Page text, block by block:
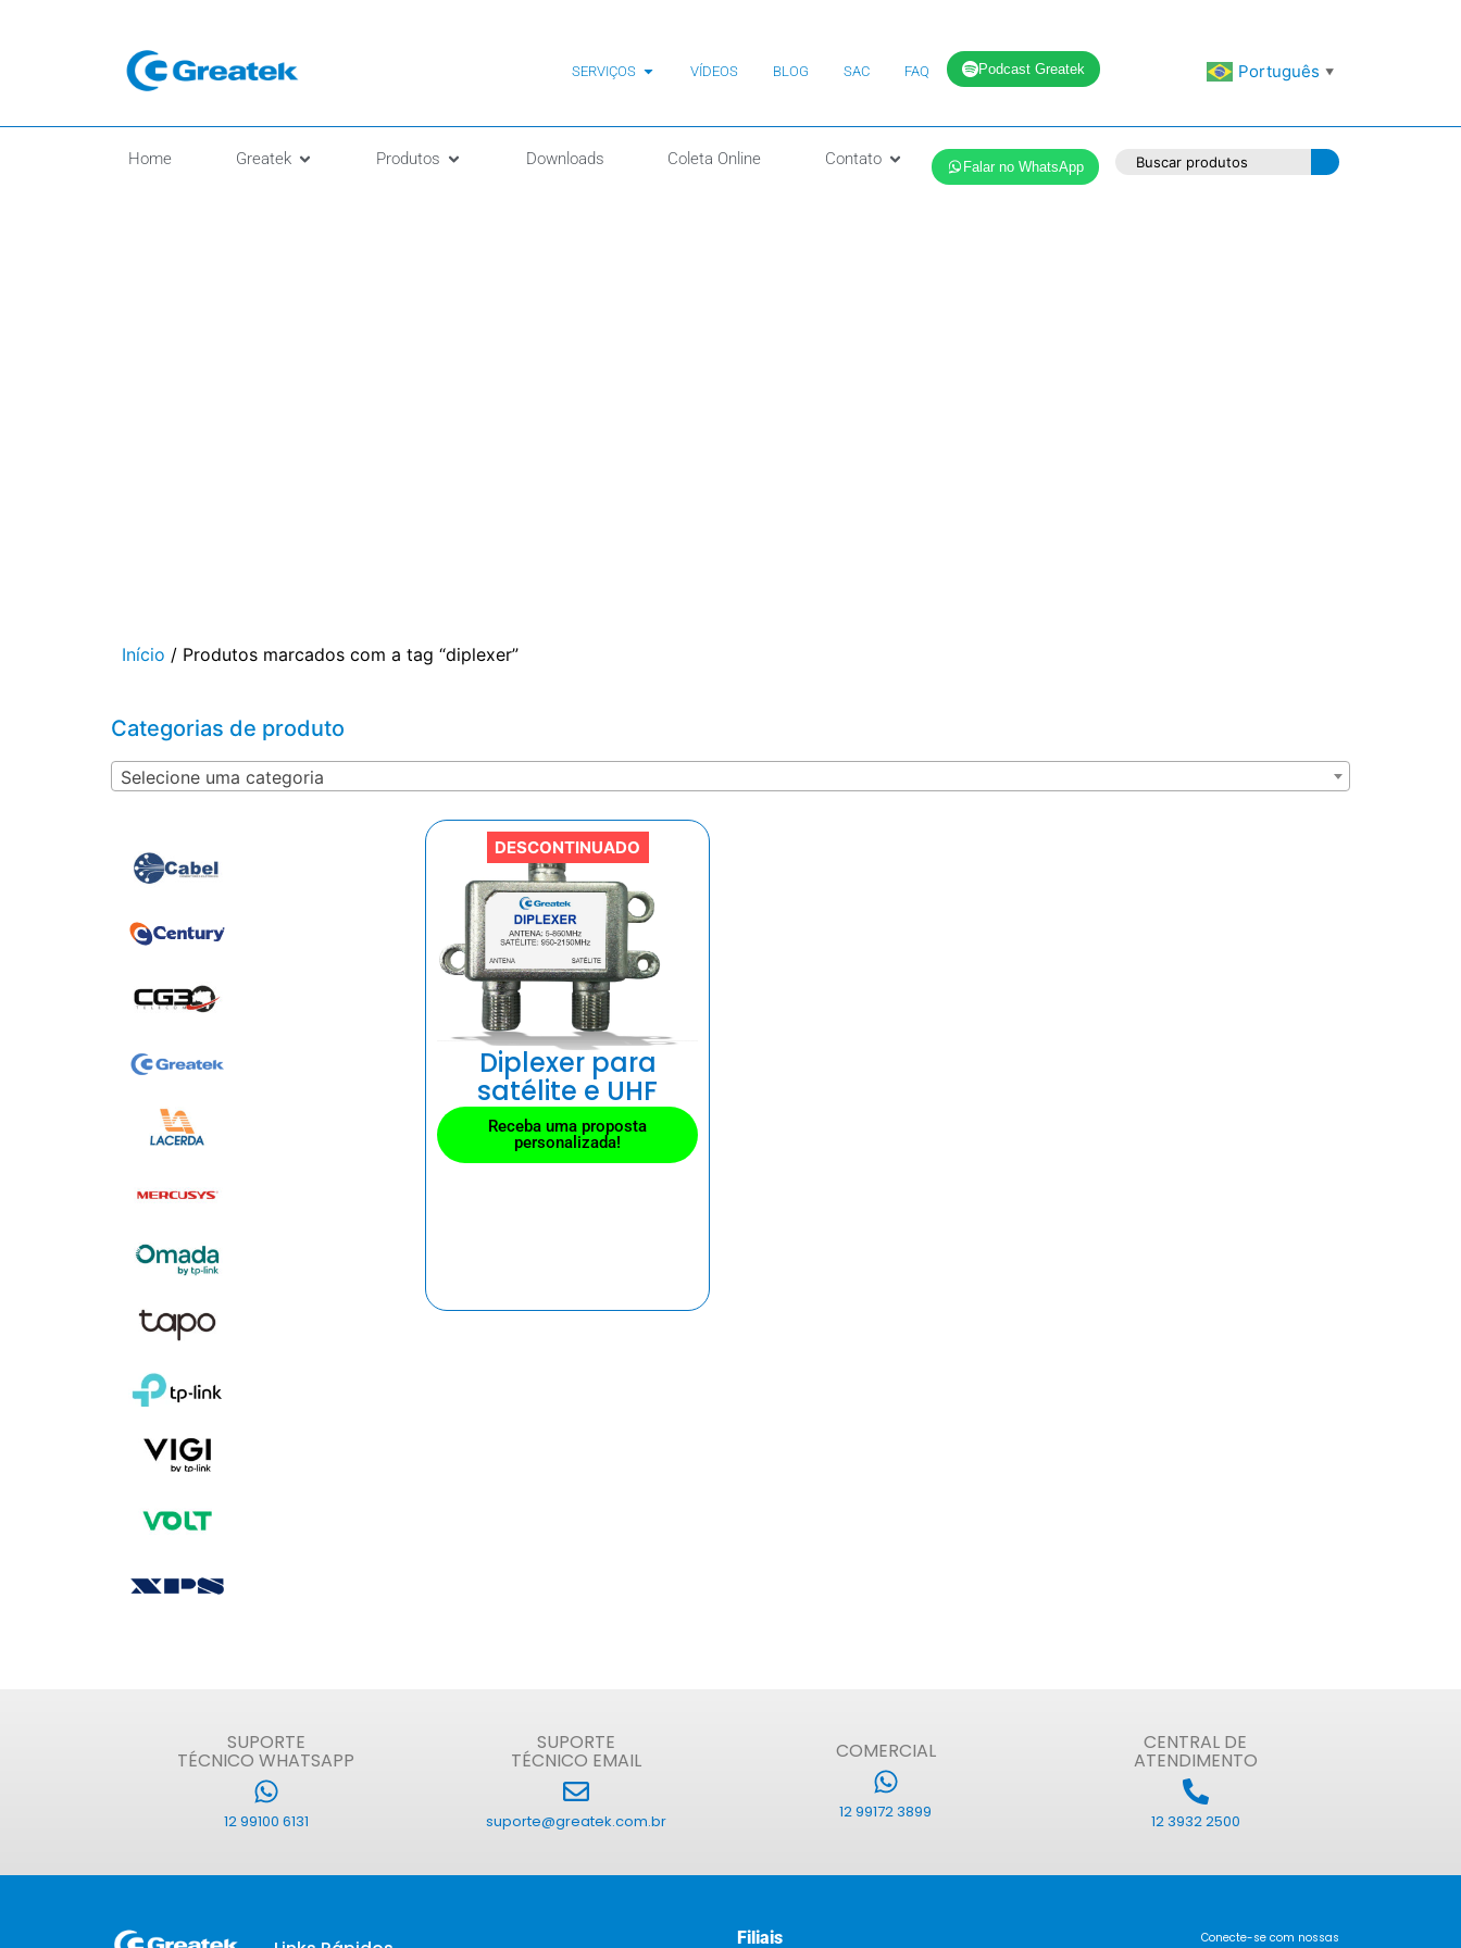
SERVIÇOS VÍDEOS BLOG SAC FAQ Podcast Greatek Português ▼
Home Greatek Produtos Downloads Coleta Online Contato Falar no WhatsApp
Início / Produtos marcados com a tag “diplexer”
Categorias de produto
Selecione uma categoria
DESCONTINUADO
Diplexer para
satélite e UHF
Receba uma proposta
personalizada!
SUPORTE
TÉCNICO WHATSAPP
12 99100 6131
SUPORTE
TÉCNICO EMAIL
suporte@greatek.com.br
COMERCIAL
12 99172 3899
CENTRAL DE
ATENDIMENTO
12 3932 2500
Filiais
Conecte-se com nossas